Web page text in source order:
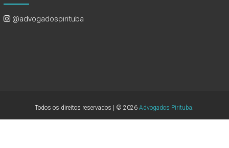
@advogadospirituba
Todos os direitos reservados | © 2026Advogados Pirituba.